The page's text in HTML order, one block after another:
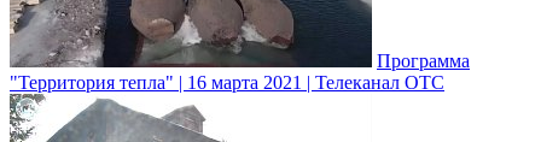
Программа
"Территория тепла" | 16 марта 2021 | Телеканал ОТС